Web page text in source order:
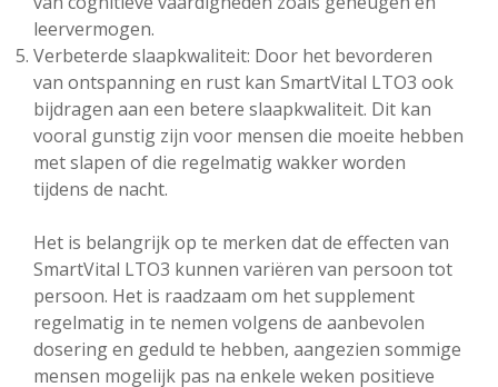
leervermogen.
Verbeterde slaapkwaliteit: Door het bevorderen
van ontspanning en rust kan SmartVital LTO3 ook
bijdragen aan een betere slaapkwaliteit. Dit kan
vooral gunstig zijn voor mensen die moeite hebben
met slapen of die regelmatig wakker worden
tijdens de nacht.
Het is belangrijk op te merken dat de effecten van
SmartVital LTO3 kunnen variëren van persoon tot
persoon. Het is raadzaam om het supplement
regelmatig in te nemen volgens de aanbevolen
dosering en geduld te hebben, aangezien sommige
mensen mogelijk pas na enkele weken positieve